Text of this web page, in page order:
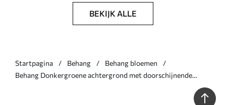
BEKIJK ALLE
Startpagina Behang
Behang bloemen
Behang Donkergroene achtergrond met doorschijnende